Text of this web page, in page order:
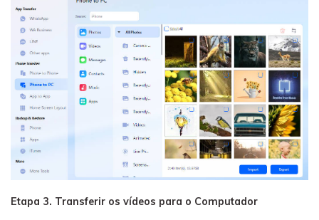
Etapa 3. Transferir os vídeos para o Computador